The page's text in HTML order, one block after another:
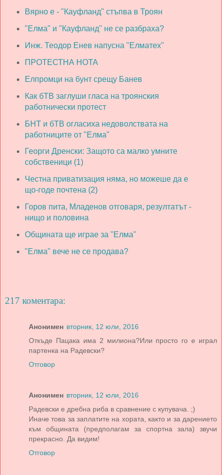
Вярно е - "Кауфланд" стъпва в Троян
"Елма" и "Кауфланд" не се разбраха?
Инж. Теодор Енев напусна "Елматех"
ПРОТЕСТНА НОТА
Елпромци на бунт срещу Банев
Как бТВ заглуши гласа на троянския
работнически протест
БНТ и бТВ огласиха недоволствата на
работниците от "Елма"
Георги Дренски: Защото са малко умните
собственици (1)
Честна приватизация няма, но можеше да е
що-годе почтена (2)
Горов пита, Младенов отговаря, резултатът -
нищо и половина
Общината ще играе за "Елма"
"Елма" вече не се продава?
217 коментара:
Анонимен вторник, 12 юли, 2016
Откъде Пацака има 2 милиона?Или просто го е играл
партенка на Радевски?
Отговор
Анонимен вторник, 12 юли, 2016
Радевски е дребна риба в сравнение с купувача. ;)
Иначе това за заплатите на хората, както и за дарението
към общината (предполагам за спортна зала) звучи
прекрасно. Да видим!
Отговор